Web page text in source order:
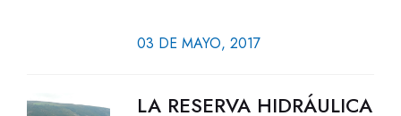
03 DE MAYO, 2017
LA RESERVA HIDRÁULICA